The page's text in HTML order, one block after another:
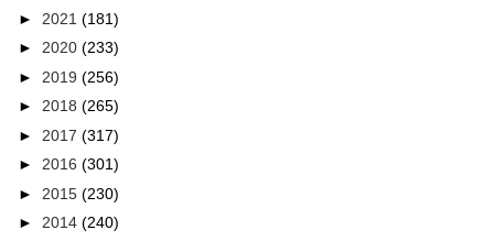
► 2021 (181)
► 2020 (233)
► 2019 (256)
► 2018 (265)
► 2017 (317)
► 2016 (301)
► 2015 (230)
► 2014 (240)